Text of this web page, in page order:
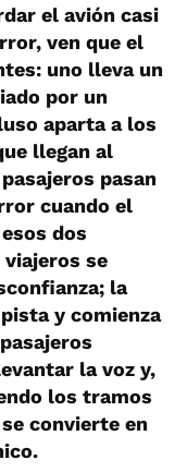
el avión casi
ven que el
uno lleva un
por un
aparta a los
llegan al
pasan
cuando el
dos
se
la
y comienza
la voz y,
los tramos
convierte en